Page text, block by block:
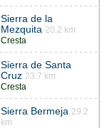
Sierra de la
Mezquita 20.2 km
Cresta
Sierra de Santa
Cruz 23.7 km
Cresta
Sierra Bermeja 29.2
km